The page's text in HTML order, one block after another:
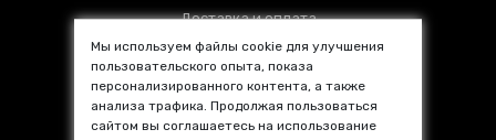
Доставка и оплата
Установочные центры
Контакты
SALE %
Мы используем файлы cookie для улучшения
пользовательского опыта, показа
персонализированного контента, а также
анализа трафика. Продолжая пользоваться
сайтом вы соглашаетесь на использование